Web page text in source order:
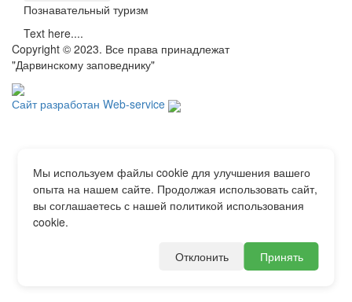
Познавательный туризм
Text here....
Copyright © 2023. Все права принадлежат
"Дарвинскому заповеднику"
Сайт разработан Web-service
Мы используем файлы cookie для улучшения вашего
опыта на нашем сайте. Продолжая использовать сайт,
вы соглашаетесь с нашей политикой использования
cookie.
Отклонить Принять